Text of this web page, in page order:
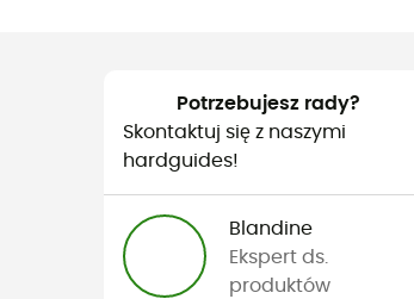
Potrzebujesz rady?
Skontaktuj się z naszymi
hardguides!
Blandine
Ekspert ds.
produktów